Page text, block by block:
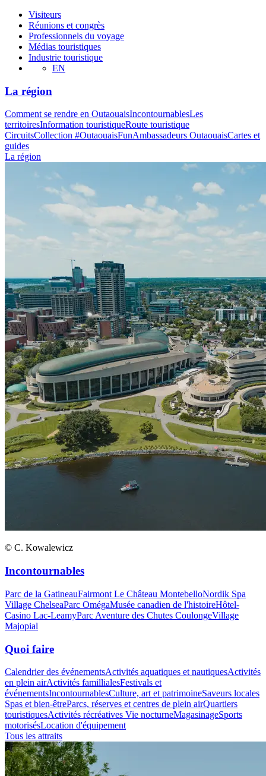
Visiteurs
Réunions et congrès
Professionnels du voyage
Médias touristiques
Industrie touristique
EN
La région
Comment se rendre en OutaouaisIncontournablesLes
territoiresInformation touristiqueRoute touristique
CircuitsCollection #OutaouaisFunAmbassadeurs OutaouaisCartes et
guides
La région
© C. Kowalewicz
Incontournables
Parc de la GatineauFairmont Le Château MontebelloNordik Spa
Village ChelseaParc OmégaMusée canadien de l'histoireHôtel-
Casino Lac-LeamyParc Aventure des Chutes CoulongeVillage
Majopial
Quoi faire
Calendrier des événementsActivités aquatiques et nautiquesActivités
en plein airActivités famillialesFestivals et
événementsIncontournablesCulture, art et patrimoineSaveurs locales
Spas et bien-êtreParcs, réserves et centres de plein airQuartiers
touristiquesActivités récréatives Vie nocturneMagasinageSports
motorisésLocation d'équipement
Tous les attraits